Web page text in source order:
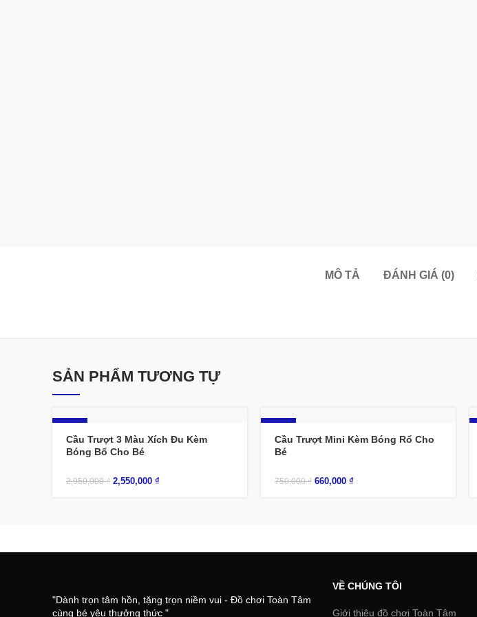
MÔ TẢ ĐÁNH GIÁ (0)
SẢN PHẨM TƯƠNG TỰ
Cầu Trượt 3 Màu Xích Đu Kèm
Bóng Bổ Cho Bé
2,950,000₫ 2,550,000 ₫
Cầu Trượt Mini Kèm Bóng Rổ Cho
Bé
750,000₫ 660,000 ₫
"Dành trọn tâm hồn, tặng trọn niềm vui - Đồ chơi Toàn Tâm
cùng bé yêu thưởng thức "
VỀ CHÚNG TÔI
Giới thiệu đồ chơi Toàn Tâm